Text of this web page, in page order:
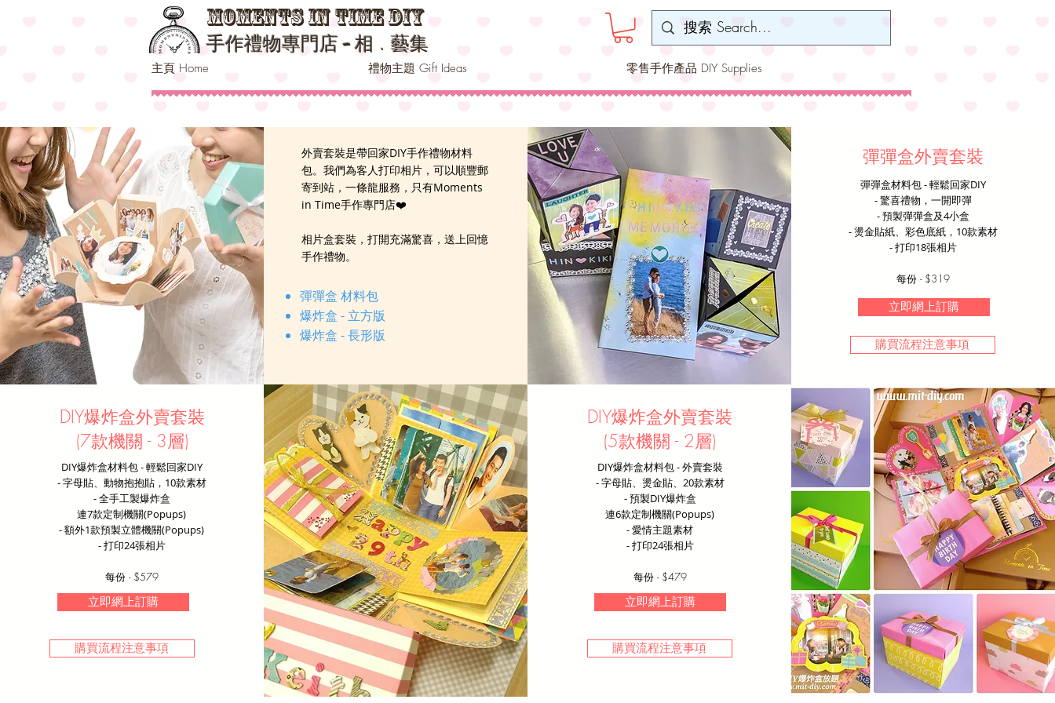
Moments in Time DIY
手作禮物專門店 -相 ﹒ 藝集
主頁 Home 禮物主題 Gift Ideas 零售手作產品 DIY Supplies
外賣套裝是帶回家DIY手作禮物材料
包。我們為客人打印相片，可以順豐郵
寄到站，一條龍服務，只有Moments
in Time手作專門店❤️
相片盒套裝，打開充滿驚喜，送上回憶
手作禮物。
彈彈盒 材料包
爆炸盒 - 立方版
爆炸盒 - 長形版
彈彈盒外賣套裝
​彈彈盒材料包 - 輕鬆​回家DIY
- 驚喜禮物，一開即彈
- 預製彈彈盒及4小盒
- 燙金貼紙、彩色底紙，10款素材
​- 打印18張相片
每份 - $319
立即網上訂購
購買流程注意事項
DIY爆炸盒外賣套裝
(7款機關 - 3層)
​DIY爆炸盒材料包 - 輕鬆​回家DIY
- 字母貼、動物抱抱貼，10款素材
- 全手工製爆炸盒
連7款定制機關(Popups)
- 額外1款預製立體機關(Popups)
​- 打印24張相片
每份 - $579
立即網上訂購
購買流程注意事項
DIY爆炸盒外賣套裝
(5款機關 - 2層)
​DIY爆炸盒材料包 - 外賣套裝
- 字母貼、燙金貼、20款素材
- 預製DIY爆炸盒
連6款定制機關(Popups)
- 愛情主題素材
​- 打印24張相片
每份 - $479
立即網上訂購
購買流程注意事項